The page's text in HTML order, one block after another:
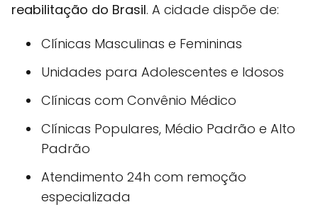
reabilitação do Brasil. A cidade dispõe de:
Clínicas Masculinas e Femininas
Unidades para Adolescentes e Idosos
Clínicas com Convênio Médico
Clínicas Populares, Médio Padrão e Alto
Padrão
Atendimento 24h com remoção
especializada